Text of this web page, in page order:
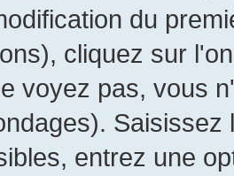
du
cliquez sur
voyez pas, vous
entrez une